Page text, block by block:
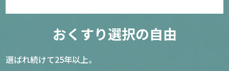
おくすり選択の自由
選ばれ続けて25年以上。